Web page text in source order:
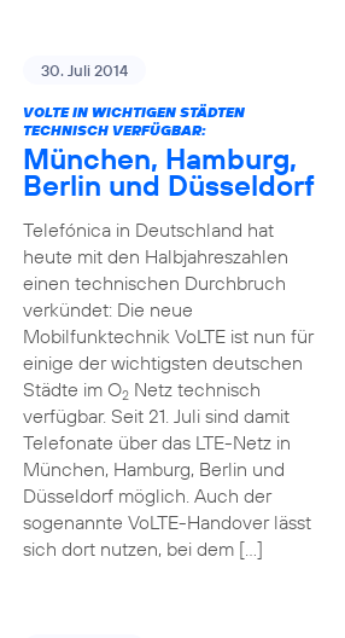
30. Juli 2014
VOLTE IN WICHTIGEN STÄDTEN
TECHNISCH VERFÜGBAR:
München, Hamburg,
Berlin und Düsseldorf
Telefónica in Deutschland hat
heute mit den Halbjahreszahlen
einen technischen Durchbruch
verkündet: Die neue
Mobilfunktechnik VoLTE ist nun für
einige der wichtigsten deutschen
Städte im O2Netz technisch
verfügbar. Seit 21. Juli sind damit
Telefonate über das LTE-Netz in
München, Hamburg, Berlin und
Düsseldorf möglich. Auch der
sogenannte VoLTE-Handover lässt
sich dort nutzen, bei dem […]